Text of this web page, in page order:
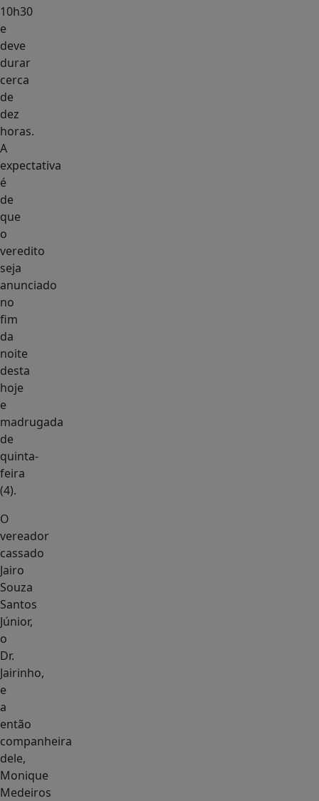
10h30
e
deve
durar
cerca
de
dez
horas.
A
expectativa
é
de
que
o
veredito
seja
anunciado
no
fim
da
noite
desta
hoje
e
madrugada
de
quinta-
feira
(4).
O
vereador
cassado
Jairo
Souza
Santos
Júnior,
o
Dr.
Jairinho,
e
a
então
companheira
dele,
Monique
Medeiros